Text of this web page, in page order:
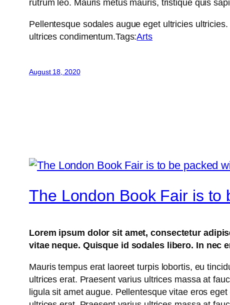
rutrum leo. Mauris metus mauris, tristique quis
Pellentesque sodales augue eget ultricies
ultrices condimentum.Tags:Arts
August 18, 2020
The London Book Fair is to
Lorem ipsum dolor sit amet, consectetur
vitae neque. Quisque id sodales libero. In nec
Mauris tempus erat laoreet turpis lobortis, eu
ultrices erat. Praesent varius ultrices massa at
ligula sit amet augue. Pellentesque vitae eros